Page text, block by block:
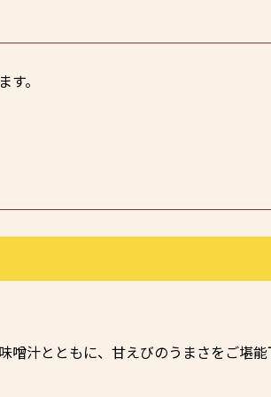
。
噌汁とともに、甘えびのうまさをご堪